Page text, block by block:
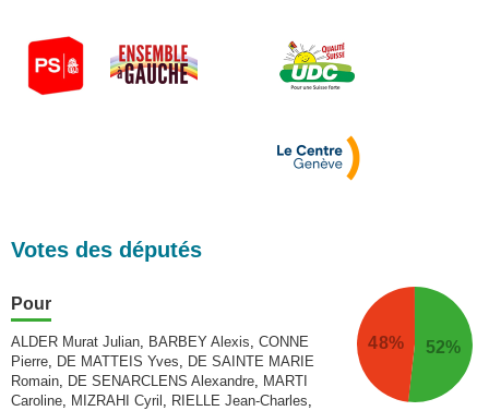
Votes des députés
Pour
ALDER Murat Julian, BARBEY Alexis, CONNE
Pierre, DE MATTEIS Yves, DE SAINTE MARIE
Romain, DE SENARCLENS Alexandre, MARTI
Caroline, MIZRAHI Cyril , RIELLE Jean-Charles,
52%
48%